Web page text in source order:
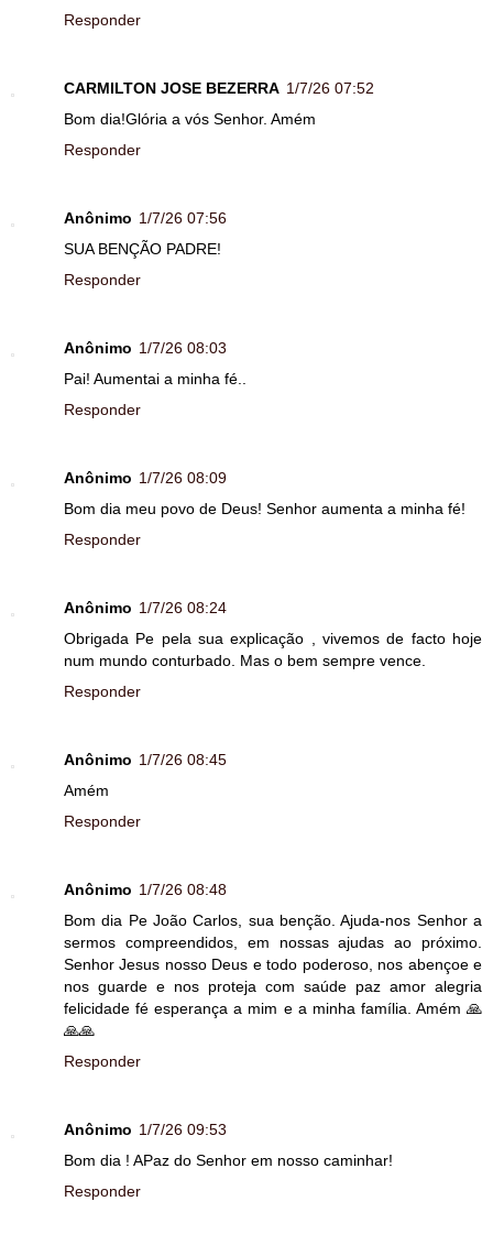
Responder
CARMILTON JOSE BEZERRA 1/7/26 07:52
Bom dia!Glória a vós Senhor. Amém
Responder
Anônimo 1/7/26 07:56
SUA BENÇÃO PADRE!
Responder
Anônimo 1/7/26 08:03
Pai! Aumentai a minha fé..
Responder
Anônimo 1/7/26 08:09
Bom dia meu povo de Deus! Senhor aumenta a minha fé!
Responder
Anônimo 1/7/26 08:24
Obrigada Pe pela sua explicação , vivemos de facto hoje
num mundo conturbado. Mas o bem sempre vence.
Responder
Anônimo 1/7/26 08:45
Amém
Responder
Anônimo 1/7/26 08:48
Bom dia Pe João Carlos, sua benção. Ajuda-nos Senhor a
sermos compreendidos, em nossas ajudas ao próximo.
Senhor Jesus nosso Deus e todo poderoso, nos abençoe e
nos guarde e nos proteja com saúde paz amor alegria
felicidade fé esperança a mim e a minha família. Amém 🙏
🙏🙏
Responder
Anônimo 1/7/26 09:53
Bom dia ! APaz do Senhor em nosso caminhar!
Responder